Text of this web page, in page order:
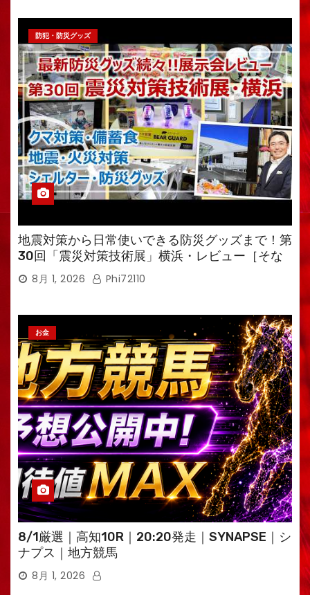
防犯・防災グッズ
地震対策から日常使いできる防災グッズまで！第
30回「震災対策技術展」横浜・レビュー［そな
えるTV・高荷智也］
8月 1, 2026 Phi72110
お金
8/1厳選｜高知10R｜20:20発走｜SYNAPSE｜シ
ナプス｜地方競馬
8月 1, 2026